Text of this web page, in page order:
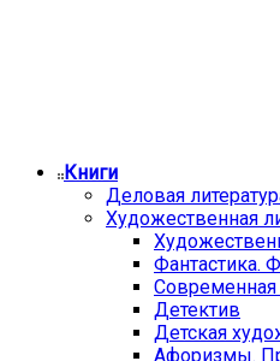
Книги
Деловая
Художественная
Фантастика.
Современная
Детектив
Детская
Афоризмы.